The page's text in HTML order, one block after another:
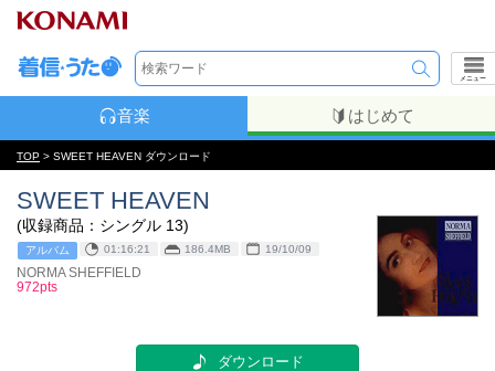
メニュー
音楽 はじめて
TOP > SWEET HEAVEN ダウンロード
SWEET HEAVEN
(収録商品：シングル 13)
アルバム 01:16:21 186.4MB 19/10/09
NORMA SHEFFIELD
972pts
ダウンロード